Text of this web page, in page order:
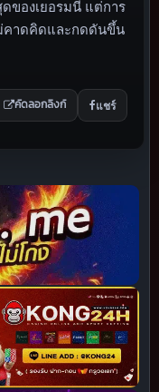
ของเยอรมนี แต่การ
คาดคิดและกดดันขึ้น
คัดลอกลิงก์ แชร์